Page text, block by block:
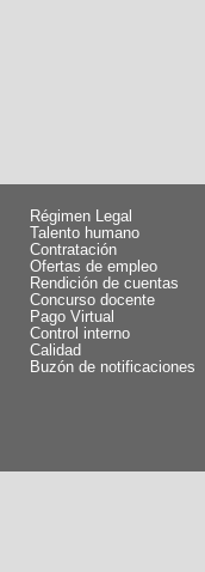
Régimen Legal
Talento humano
Contratación
Ofertas de empleo
Rendición de cuentas
Concurso docente
Pago Virtual
Control interno
Calidad
Buzón de notificaciones